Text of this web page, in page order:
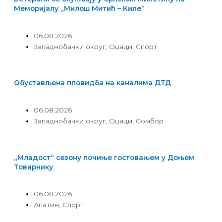
Меморијалу „Милош Митић – Киле“
06.08.2026
Западнобачки округ Оџаци Спорт
Обустављена пловидба на каналима ДТД
06.08.2026
Западнобачки округ Оџаци Сомбор
„Младост“ сезону почиње гостовањем у Доњем
Товарнику
06.08.2026
Апатин, Спорт